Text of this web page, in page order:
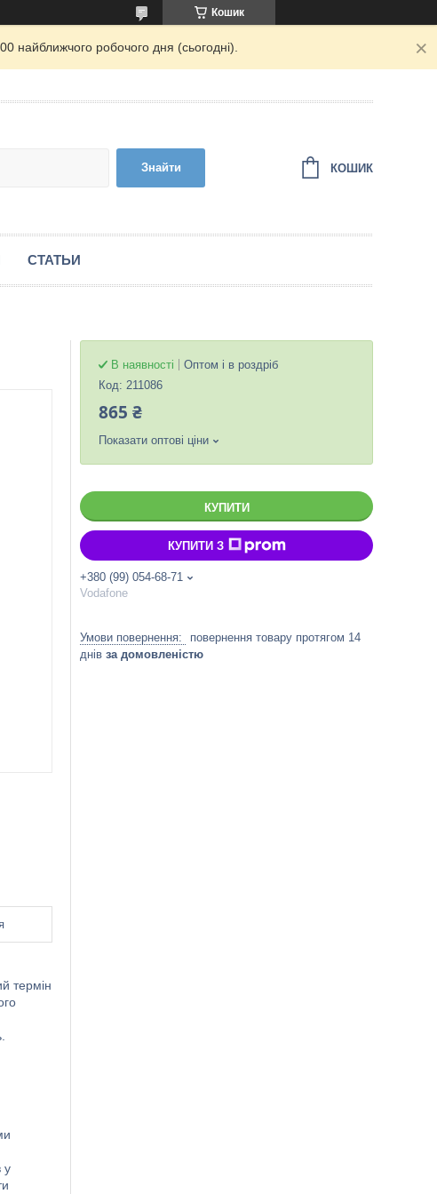
Кошик
найближчого робочого дня (сьогодні).
Знайти КОШИК
СТАТЬИ
термін
у
В наявності
Оптом і в роздріб
Код: 211086
865 ₴
Показати оптові ціни
КУПИТИ
КУПИТИ З
+380 (99) 054-68-71
Vodafone
повернення товару протягом 14
днів за домовленістю